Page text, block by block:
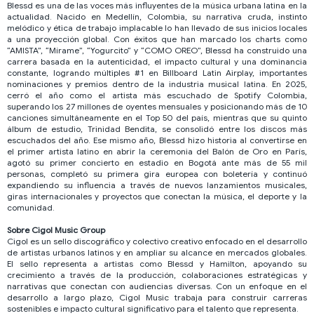
Blessd es una de las voces más influyentes de la música urbana latina en la
actualidad. Nacido en Medellín, Colombia, su narrativa cruda, instinto
melódico y ética de trabajo implacable lo han llevado de sus inicios locales
a una proyección global. Con éxitos que han marcado los charts como
“AMISTA”, “Mírame”, “Yogurcito” y “COMO OREO”, Blessd ha construido una
carrera basada en la autenticidad, el impacto cultural y una dominancia
constante, logrando múltiples #1 en Billboard Latin Airplay, importantes
nominaciones y premios dentro de la industria musical latina. En 2025,
cerró el año como el artista más escuchado de Spotify Colombia,
superando los 27 millones de oyentes mensuales y posicionando más de 10
canciones simultáneamente en el Top 50 del país, mientras que su quinto
álbum de estudio, Trinidad Bendita, se consolidó entre los discos más
escuchados del año. Ese mismo año, Blessd hizo historia al convertirse en
el primer artista latino en abrir la ceremonia del Balón de Oro en París,
agotó su primer concierto en estadio en Bogotá ante más de 55 mil
personas, completó su primera gira europea con boletería y continuó
expandiendo su influencia a través de nuevos lanzamientos musicales,
giras internacionales y proyectos que conectan la música, el deporte y la
comunidad.
Sobre Cigol Music Group
Cigol es un sello discográfico y colectivo creativo enfocado en el desarrollo
de artistas urbanos latinos y en ampliar su alcance en mercados globales.
El sello representa a artistas como Blessd y Hamilton, apoyando su
crecimiento a través de la producción, colaboraciones estratégicas y
narrativas que conectan con audiencias diversas. Con un enfoque en el
desarrollo a largo plazo, Cigol Music trabaja para construir carreras
sostenibles e impacto cultural significativo para el talento que representa.